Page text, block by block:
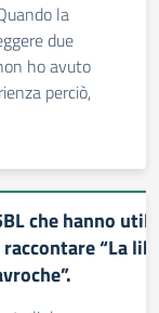
la
due
ho avuto
perciò,
che hanno
“La